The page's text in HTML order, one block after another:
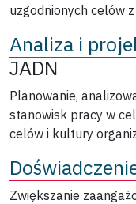
uzgodnionych celów
Analiza i
JADN
Planowanie,
stanowisk pracy w
celów i kultury
Zwiększanie